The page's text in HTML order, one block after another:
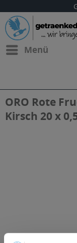
Menü
ORO Rote
Kirsch 20 x